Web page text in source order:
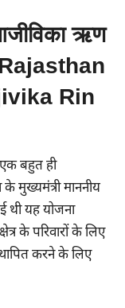
ऋण
Rin
बहुत ही
मुख्यमंत्री माननीय
थी यह योजना
के परिवारों के लिए
करने के लिए